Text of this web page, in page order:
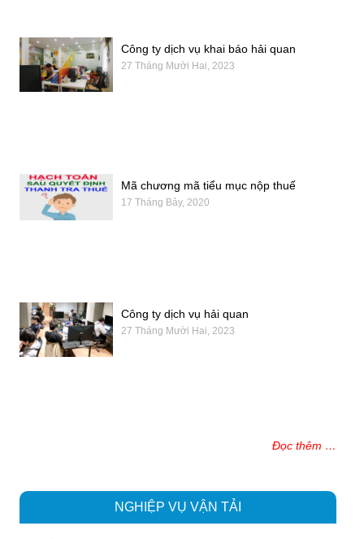
Công ty dịch vụ khai báo hải quan
27 Tháng Mười Hai, 2023
Mã chương mã tiểu mục nộp thuế
17 Tháng Bảy, 2020
Công ty dịch vụ hải quan
27 Tháng Mười Hai, 2023
Đọc thêm …
NGHIỆP VỤ VẬN TẢI